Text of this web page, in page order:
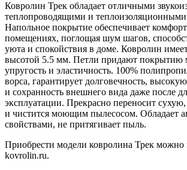
Ковролин Трек обладает отличными
теплопроводящими и теплоизоляционными
Напольное покрытие обеспечивает
помещениях, поглощая шум шагов,
уюта и спокойствия в доме. Ковролин
высотой 5.5 мм. Петли придают покрытию
упругость и эластичность. 100%
ворса, гарантирует долговечность,
и сохранность внешнего вида даже после
эксплуатации. Прекрасно переносит
и чистится моющим пылесосом. Обладает
свойствами, не притягивает пыль.
Приобрести модели ковролина Трек
kovrolin.ru.